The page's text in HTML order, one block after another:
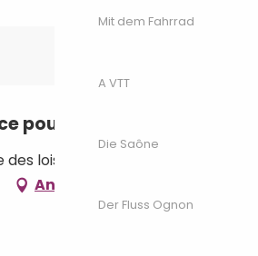
Mit dem Fahrrad
A VTT
Die Saône
Der Fluss Ognon
pour camping-car
loisirs, 70190 Rioz
Anfahrt